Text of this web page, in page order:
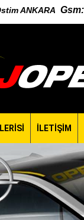
ANKARA Gsm:
İLETİŞİM